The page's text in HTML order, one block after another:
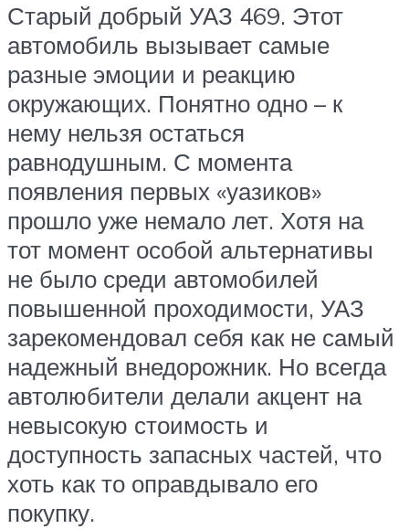
Старый добрый УАЗ 469. Этот
автомобиль вызывает самые
разные эмоции и реакцию
окружающих. Понятно одно – к
нему нельзя остаться
равнодушным. С момента
появления первых «уазиков»
прошло уже немало лет. Хотя на
тот момент особой альтернативы
не было среди автомобилей
повышенной проходимости, УАЗ
зарекомендовал себя как не самый
надежный внедорожник. Но всегда
автолюбители делали акцент на
невысокую стоимость и
доступность запасных частей, что
хоть как то оправдывало его
покупку.